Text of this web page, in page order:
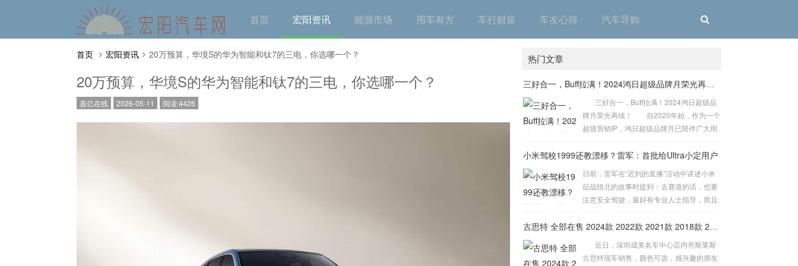
首页 宏阳资讯 能源市场 用车有方 车行财富 车友心得 汽车导购
首页 宏阳资讯 20万预算，华境S的华为智能和钛7的三电，你选哪一个？
20万预算，华境S的华为智能和钛7的三电，你选哪一个？
嘉亿在线 2026-05-11 阅读:4426
热门文章
​三好合一，Buff拉满！2024鸿日超级品牌月荣光再续！
三好合一，Buff拉满！2024鸿日超级品
牌月荣光再续！ 自2020年始，作为一个
超级营销IP，鸿日超级品牌月已陪伴广大用
的大考：如何给用户带来“新鲜感”？如何真
面对这一系列的难题与挑战，2024鸿日超级
品牌月将“好产品”、“好优...
小米驾校1999还教漂移？雷军：首批给Ultra小定用户
日前，雷军在“迟到的直播”活动中讲述小米
征战纽北的故事时提到：去赛道的话，也要
注意安全驾驶，最好有专业人士指导，而且
部的培训课程能不能搞成一个驾校，让我们
主提供三项高级驾驶培训课程，包括内部高
古思特 全部在售 2024款 2022款 2021款 2018款 2016款 2015款深圳成美名车中心劳斯莱斯古思特限时优惠 目前503万元起售
近日，深圳成美名车中心店内劳斯莱斯
古思特现车销售，颜色可选，感兴趣的朋友